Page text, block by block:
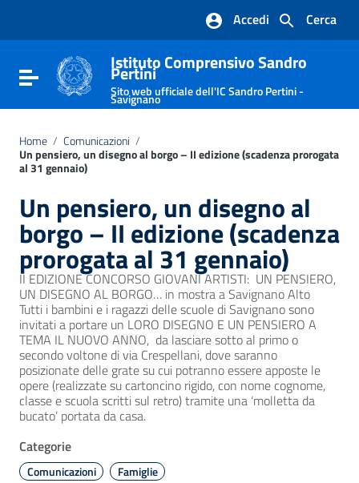
Vai al footer
Cerca
Accedi
Attiva / disattiva la navigazione
Istituto Comprensivo Sandro
Pertini
Sito web ufficiale dell'IC Sandro Pertini -
Savignano
Home / Comunicazioni /
Un pensiero, un disegno al borgo – II edizione (scadenza prorogata
al 31 gennaio)
Un pensiero, un disegno al
borgo – II edizione (scadenza
prorogata al 31 gennaio)
II EDIZIONE CONCORSO GIOVANI ARTISTI: UN PENSIERO,
UN DISEGNO AL BORGO… in mostra a Savignano Alto
Tutti i bambini e i ragazzi delle scuole di Savignano sono
invitati a portare un LORO DISEGNO E UN PENSIERO A
TEMA IL NUOVO ANNO, da lasciare sotto al primo o
secondo voltone di via Crespellani, dove saranno
posizionate delle grate su cui potranno essere apposte le
opere (realizzate su cartoncino rigido, con nome cognome,
classe e scuola scritti sul retro) tramite una ‘molletta da
bucato’ portata da casa.
Categorie
Comunicazioni Famiglie